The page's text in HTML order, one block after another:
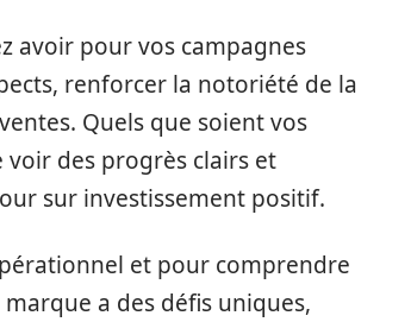
avoir pour vos campagnes
renforcer la notoriété de la
Quels que soient vos
des progrès clairs et
sur investissement positif.
et pour comprendre
a des défis uniques,